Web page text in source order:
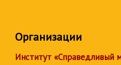
Организации
Институт «Справедливый